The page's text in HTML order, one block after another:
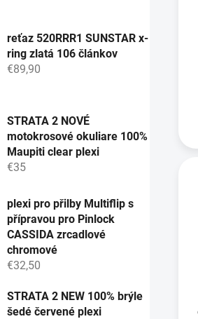
reťaz 520RRR1 SUNSTAR x-
ring zlatá 106 článkov
€89,90
STRATA 2 NOVÉ
motokrosové okuliare 100%
Maupiti clear plexi
€35
plexi pro přilby Multiflip s
přípravou pro Pinlock
CASSIDA zrcadlové
chromové
€32,50
STRATA 2 NEW 100% brýle
šedé červené plexi